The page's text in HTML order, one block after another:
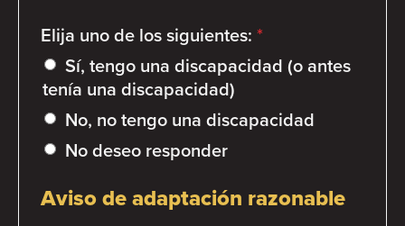
Elija uno de los siguientes: *
Sí, tengo una discapacidad (o antes
tenía una discapacidad)
No, no tengo una discapacidad
No deseo responder
Aviso de adaptación razonable